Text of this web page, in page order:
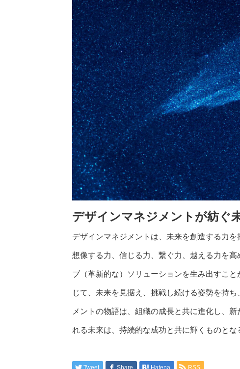
デザインマネジメントが紡ぐ
デザインマネジメントは、未来を創造する力
想像する力、信じる力、繋ぐ力、越える力を
ブ（革新的な）ソリューションを生み出すこ
じて、未来を見据え、挑戦し続ける姿勢を持
メントの物語は、組織の成長と共に進化し、
れる未来は、持続的な成功と共に輝くものとな
Tweet Share Hatena RSS